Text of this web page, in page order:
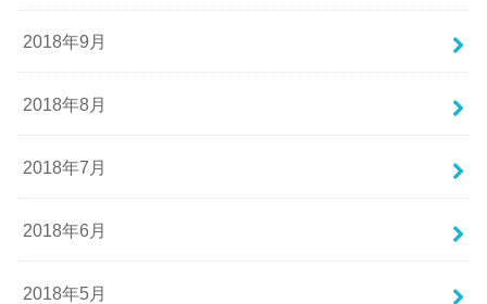
2018年9月
2018年8月
2018年7月
2018年6月
2018年5月